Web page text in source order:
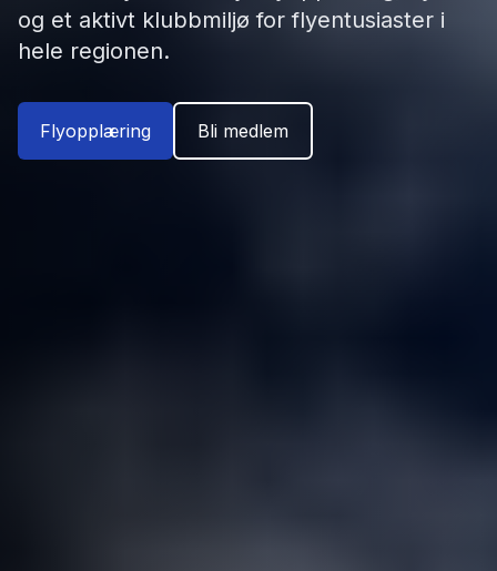
og et aktivt klubbmiljø for flyentusiaster i
hele regionen.
Flyopplæring Bli medlem